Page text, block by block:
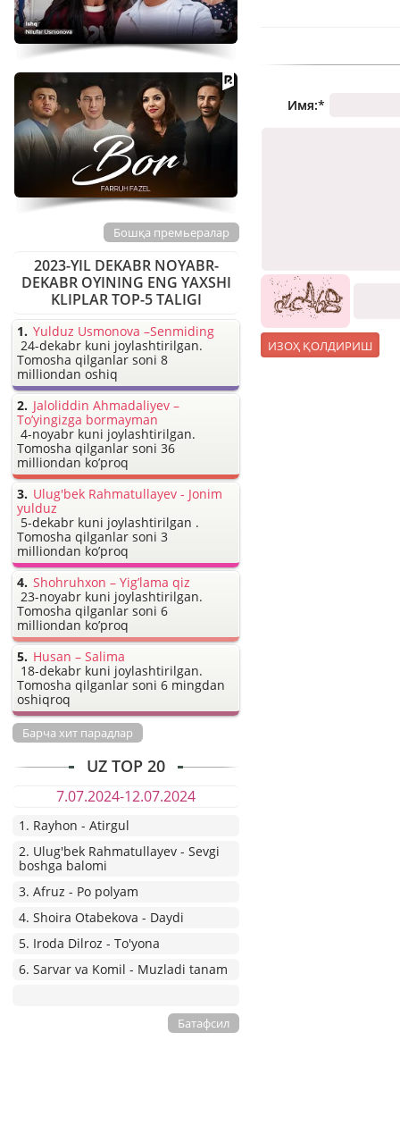
Имя:*
Бошқа премьералар
2023-YIL DEKABR NOYABR-
DEKABR OYINING ENG YAXSHI
KLIPLAR TOP-5 TALIGI
Yulduz Usmonova –Senmiding
24-dekabr kuni joylashtirilgan.
Tomosha qilganlar soni 8
milliondan oshiq
Jaloliddin Ahmadaliyev –
To’yingizga bormayman
4-noyabr kuni joylashtirilgan.
Tomosha qilganlar soni 36
milliondan ko’proq
Ulug'bek Rahmatullayev - Jonim
yulduz
5-dekabr kuni joylashtirilgan .
Tomosha qilganlar soni 3
milliondan ko’proq
Shohruhxon – Yig’lama qiz
23-noyabr kuni joylashtirilgan.
Tomosha qilganlar soni 6
milliondan ko’proq
Husan – Salima
18-dekabr kuni joylashtirilgan.
Tomosha qilganlar soni 6 mingdan
oshiqroq
Барча хит парадлар
UZ TOP 20
7.07.2024-12.07.2024
1. Rayhon - Atirgul
2. Ulug'bek Rahmatullayev - Sevgi
boshga balomi
3. Afruz - Po polyam
4. Shoira Otabekova - Daydi
5. Iroda Dilroz - To'yona
6. Sarvar va Komil - Muzladi tanam
Батафсил